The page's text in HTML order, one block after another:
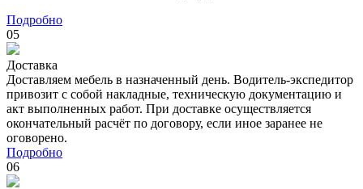
Подробно
05
Доставка
Доставляем мебель в назначенный день. Водитель-экспедитор
привозит с собой накладные, техническую документацию и
акт выполненных работ. При доставке осуществляется
окончательный расчёт по договору, если иное заранее не
оговорено.
Подробно
06